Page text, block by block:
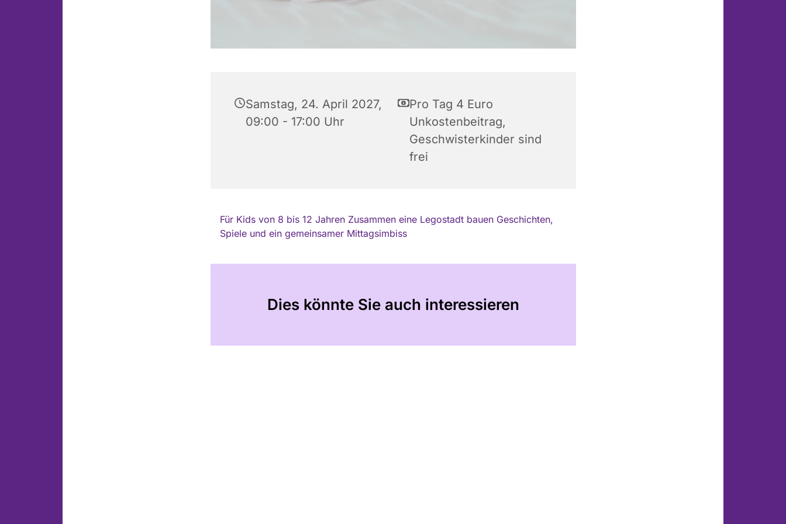
Samstag, 24. April 2027,
09:00 - 17:00 Uhr
Pro Tag 4 Euro
Unkostenbeitrag,
Geschwisterkinder sind
frei
Für Kids von 8 bis 12 Jahren Zusammen eine Legostadt bauen Geschichten,
Spiele und ein gemeinsamer Mittagsimbiss
Dies könnte Sie auch interessieren